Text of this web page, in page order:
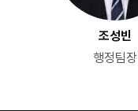
조성빈
행정팀장